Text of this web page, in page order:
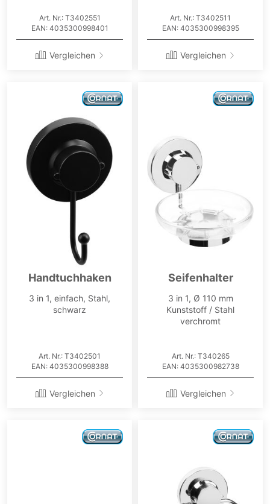
Art. Nr.: T3402551
EAN: 4035300998401
Vergleichen
Art. Nr.: T3402511
EAN: 4035300998395
Vergleichen
Handtuchhaken
3 in 1, einfach, Stahl,
schwarz
Art. Nr.: T3402501
EAN: 4035300998388
Vergleichen
Seifenhalter
3 in 1, Ø 110 mm
Kunststoff / Stahl
verchromt
Art. Nr.: T340265
EAN: 4035300982738
Vergleichen